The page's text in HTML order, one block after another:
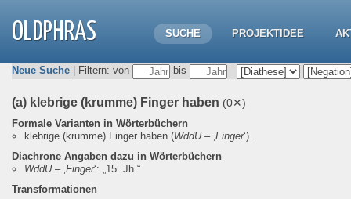
OLDPHRAS SUCHE PROJEKTIDEE
Neue Suche | Filtern: von bis
(a) klebrige (krumme) Finger haben (0✕)
Formale Varianten in Wörterbüchern
klebrige (krumme) Finger haben (WddU– ‚Finger‘).
Diachrone Angaben dazu in Wörterbüchern
WddU– ‚Finger‘: „15. Jh.“
Transformationen